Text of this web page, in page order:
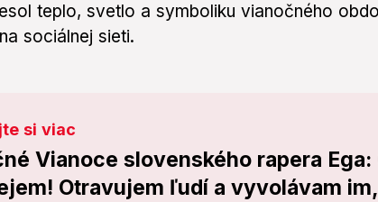
teplo, svetlo a symboliku vianočného
sociálnej sieti.
si viac
Vianoce slovenského rapera Ega:
Otravujem ľudí a vyvolávam